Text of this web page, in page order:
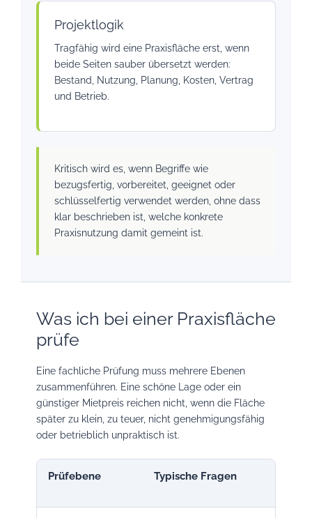
Projektlogik
Tragfähig wird eine Praxisfläche erst, wenn
beide Seiten sauber übersetzt werden:
Bestand, Nutzung, Planung, Kosten, Vertrag
und Betrieb.
Kritisch wird es, wenn Begriffe wie
bezugsfertig, vorbereitet, geeignet oder
schlüsselfertig verwendet werden, ohne dass
klar beschrieben ist, welche konkrete
Praxisnutzung damit gemeint ist.
Was ich bei einer Praxisfläche
prüfe
Eine fachliche Prüfung muss mehrere Ebenen
zusammenführen. Eine schöne Lage oder ein
günstiger Mietpreis reichen nicht, wenn die Fläche
später zu klein, zu teuer, nicht genehmigungsfähig
oder betrieblich unpraktisch ist.
Prüfebene Typische Fragen